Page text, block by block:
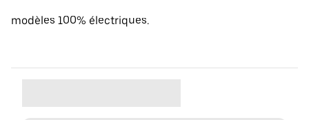
modèles 100% électriques.